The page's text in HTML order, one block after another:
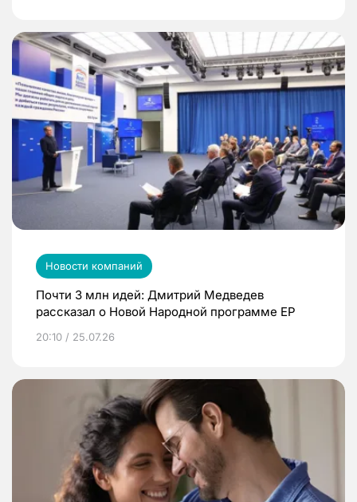
Новости компаний
Почти 3 млн идей: Дмитрий Медведев
рассказал о Новой Народной программе ЕР
20:10 / 25.07.26